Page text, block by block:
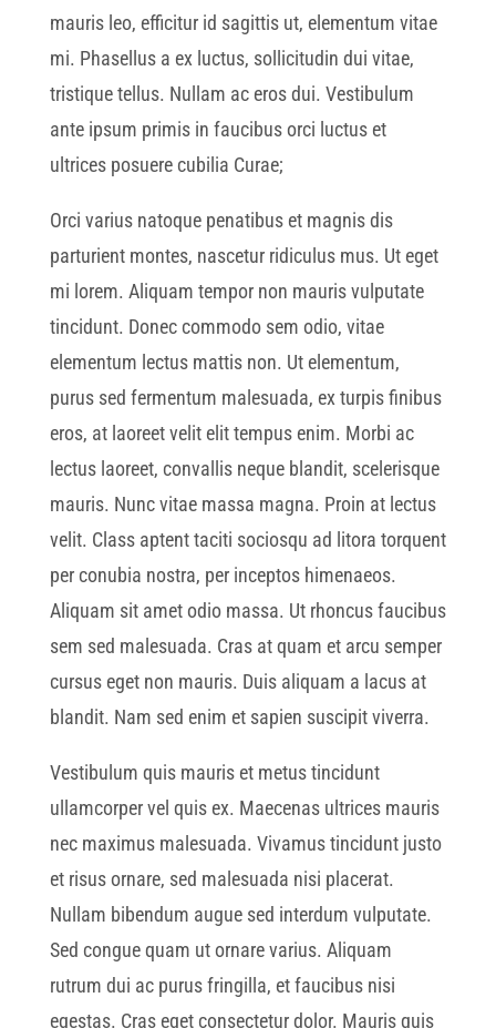
mauris leo, efficitur id sagittis ut, elementum vitae
mi. Phasellus a ex luctus, sollicitudin dui vitae,
tristique tellus. Nullam ac eros dui. Vestibulum
ante ipsum primis in faucibus orci luctus et
ultrices posuere cubilia Curae;
Orci varius natoque penatibus et magnis dis
parturient montes, nascetur ridiculus mus. Ut eget
mi lorem. Aliquam tempor non mauris vulputate
tincidunt. Donec commodo sem odio, vitae
elementum lectus mattis non. Ut elementum,
purus sed fermentum malesuada, ex turpis finibus
eros, at laoreet velit elit tempus enim. Morbi ac
lectus laoreet, convallis neque blandit, scelerisque
mauris. Nunc vitae massa magna. Proin at lectus
velit. Class aptent taciti sociosqu ad litora torquent
per conubia nostra, per inceptos himenaeos.
Aliquam sit amet odio massa. Ut rhoncus faucibus
sem sed malesuada. Cras at quam et arcu semper
cursus eget non mauris. Duis aliquam a lacus at
blandit. Nam sed enim et sapien suscipit viverra.
Vestibulum quis mauris et metus tincidunt
ullamcorper vel quis ex. Maecenas ultrices mauris
nec maximus malesuada. Vivamus tincidunt justo
et risus ornare, sed malesuada nisi placerat.
Nullam bibendum augue sed interdum vulputate.
Sed congue quam ut ornare varius. Aliquam
rutrum dui ac purus fringilla, et faucibus nisi
egestas. Cras eget consectetur dolor. Mauris quis